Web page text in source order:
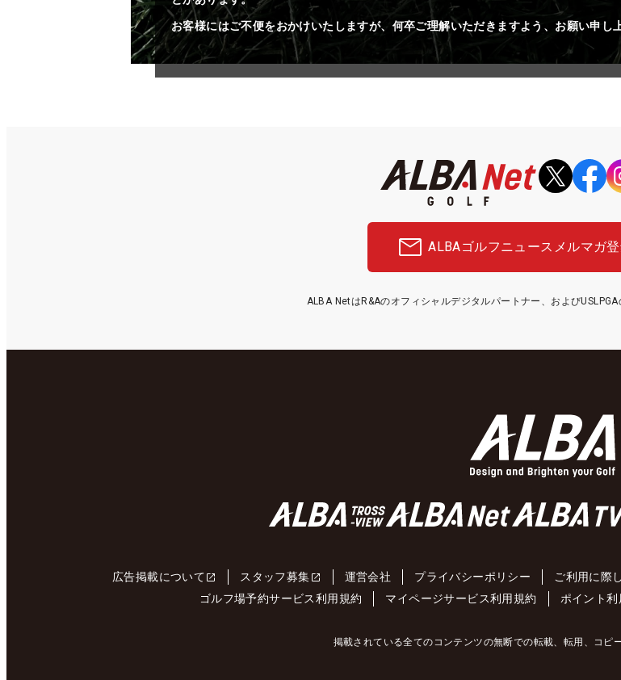
お客様にはご不便をおかけいたしますが、何卒ご理解いただきますよう、お願い申し
ALBAゴルフニュース メルマガ
ALBA NetはR&Aのオフィシャルデジタルパートナー、および
広告掲載について スタッフ募集 運営会社 プライバシーポリシー ご利用に際
ゴルフ場予約サービス利用規約
マイページサービス利用規約 ポイント利
掲載されている全てのコンテンツの無断での転載、転用、コピ